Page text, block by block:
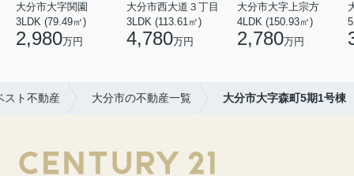
大分市大字関園
3LDK (79.49㎡)
2,980万円
大分市西大道３丁目
3LDK (113.61㎡)
4,780万円
大分市大字上宗方
4LDK (150.93㎡)
2,780万円
スト不動産 大分市の不動産一覧 大分市大字森町5期1号棟